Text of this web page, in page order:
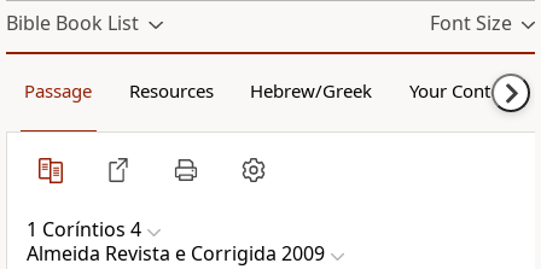
Bible Book List Font Size
Passage Resources Hebrew/Greek Your Content
1 Coríntios 4
Almeida Revista e Corrigida 2009